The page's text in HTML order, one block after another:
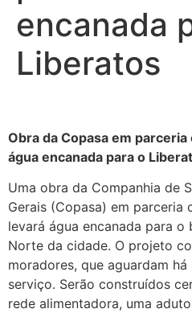
encanada
Liberatos
Obra da Copasa em
água encanada para o
Uma obra da Companhia de
Gerais (Copasa) em parceria
levará água encanada para
Norte da cidade. O projeto
moradores, que aguardam
serviço. Serão construídos
rede alimentadora, uma